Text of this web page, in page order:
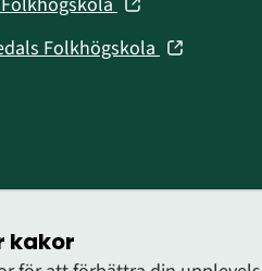
kakor
nytt
fönster)
nytt
Folkhögskola (öppnas